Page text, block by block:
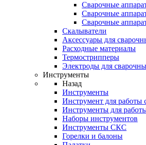
Сварочные
Сварочные
Cварочные
Скалыватели
Аксессуары для
Расходные материалы
Термострипперы
Электроды для
Инструменты
Назад
Инструменты
Инструмент для работы
Инструменты для
Наборы инструментов
Инструменты СКС
Горелки и балоны